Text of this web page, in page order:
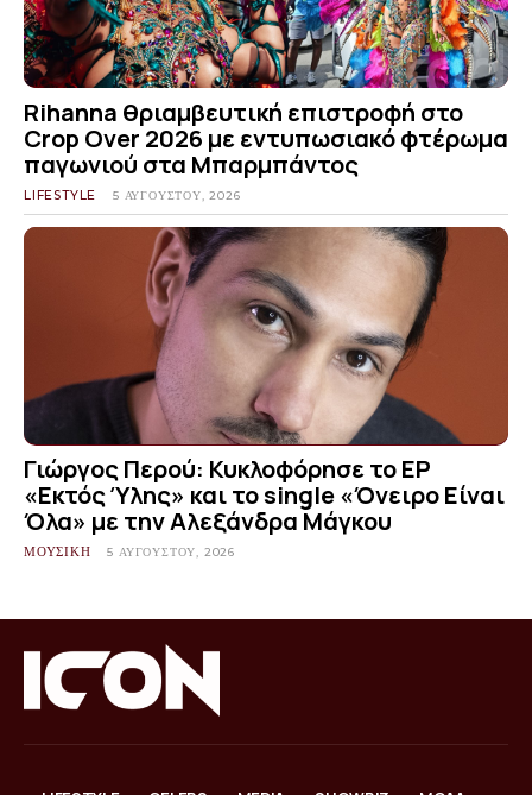
Rihanna θριαμβευτική επιστροφή στο
Crop Over 2026 με εντυπωσιακό φτέρωμα
παγωνιού στα Μπαρμπάντος
LIFESTYLE 5 ΑΥΓΟΎΣΤΟΥ, 2026
Γιώργος Περού: Κυκλοφόρησε το EP
«Εκτός Ύλης» και το single «Όνειρο Είναι
Όλα» με την Αλεξάνδρα Μάγκου
ΜΟΥΣΙΚΗ 5 ΑΥΓΟΎΣΤΟΥ, 2026